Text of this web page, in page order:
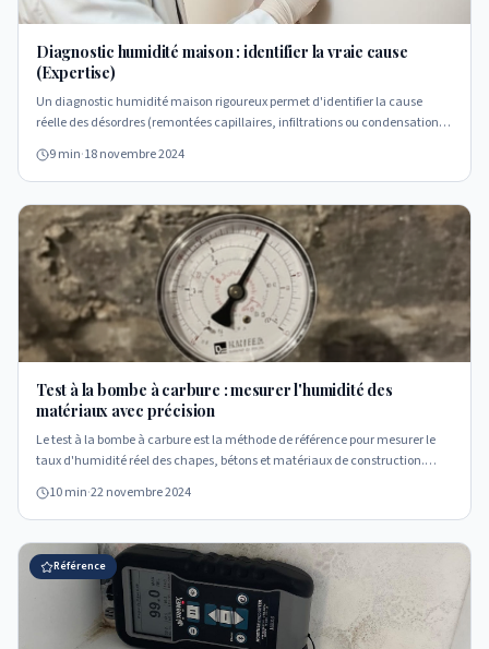
Diagnostic humidité maison : identifier la vraie cause
(Expertise)
Un diagnostic humidité maison rigoureux permet d'identifier la cause
réelle des désordres (remontées capillaires, infiltrations ou condensation)
9 min·18 novembre 2024
Test à la bombe à carbure : mesurer l'humidité des
matériaux avec précision
Le test à la bombe à carbure est la méthode de référence pour mesurer le
taux d'humidité réel des chapes, bétons et matériaux de construction.
10 min·22 novembre 2024
Référence